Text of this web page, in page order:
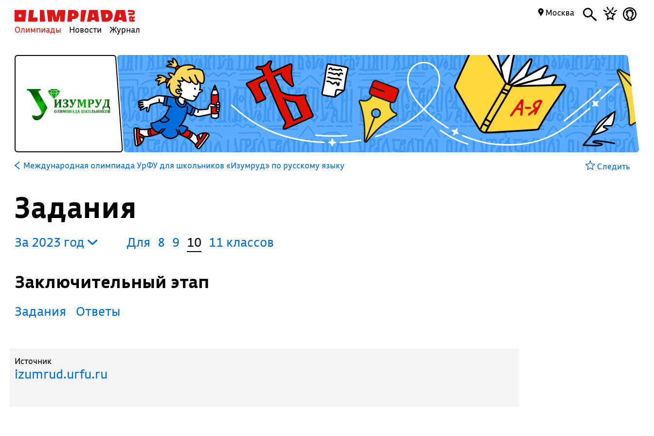
Олимпиады Новости Журнал
Москва
Международная олимпиада УрФУ для школьников «Изумруд» по русскому языку Следить
Задания
За 2023 год Для 8 9 10 11 классов
Заключительный этап
Задания Ответы
Источник
izumrud.urfu.ru